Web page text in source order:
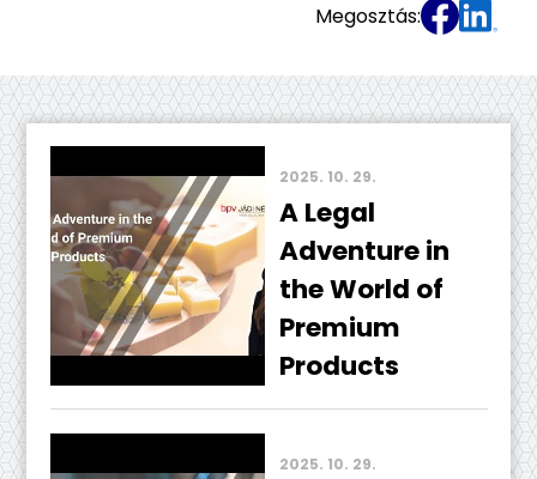
Megosztás:
2025. 10. 29.
A Legal
Adventure in
the World of
Premium
Products
2025. 10. 29.